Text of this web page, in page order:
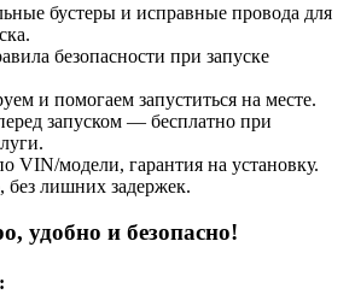
бустеры и исправные провода для
безопасности при запуске
и помогаем запуститься на месте.
запуском — бесплатно при
VIN/модели, гарантия на установку.
без лишних задержек.
удобно и безопасно!